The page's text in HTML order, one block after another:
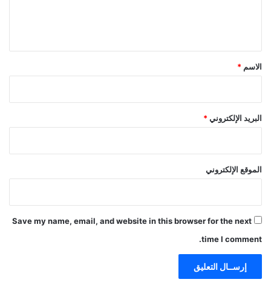
*
الاسم *
البريد الإلكتروني*
الموقع الإلكتروني
Save my name, email, and website in this browser for the next
time I comment.